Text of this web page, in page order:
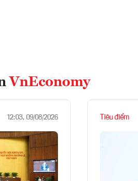
VnEconomy
12:03, 09/08/2026 Tiêu điểm